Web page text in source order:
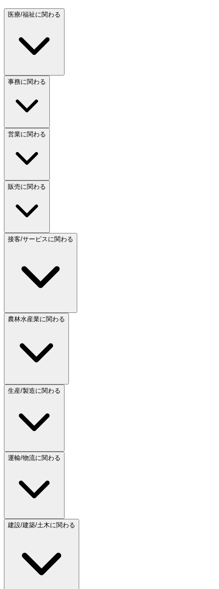
医療/福祉に関わる
事務に関わる
営業に関わる
販売に関わる
接客/サービスに関わる
農林水産業に関わる
生産/製造に関わる
運輸/物流に関わる
建設/建築/土木に関わる